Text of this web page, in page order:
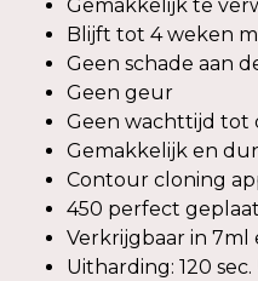
Gemakkelijk te
Blijft tot 4 weken
Geen schade aan
Geen geur
Geen wachttijd tot
Gemakkelijk en
Contour cloning
450 perfect
Verkrijgbaar in 7ml
Uitharding: 120 sec.